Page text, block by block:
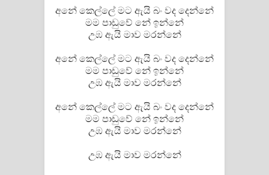
පෙළ
අනේ කෙල්ලේ මට ඇයි බං වද දෙන්නේ
මම පාඩුවේ නේ ඉන්නේ
උඹ ඇයි මාව මරන්නේ
අනේ කෙල්ලේ මට ඇයි බං වද දෙන්නේ
මම පාඩුවේ නේ ඉන්නේ
උඹ ඇයි මාව මරන්නේ
අනේ කෙල්ලේ මට ඇයි බං වද දෙන්නේ
මම පාඩුවේ නේ ඉන්නේ
උඹ ඇයි මාව මරන්නේ
උඹ ඇයි මාව මරන්නේ